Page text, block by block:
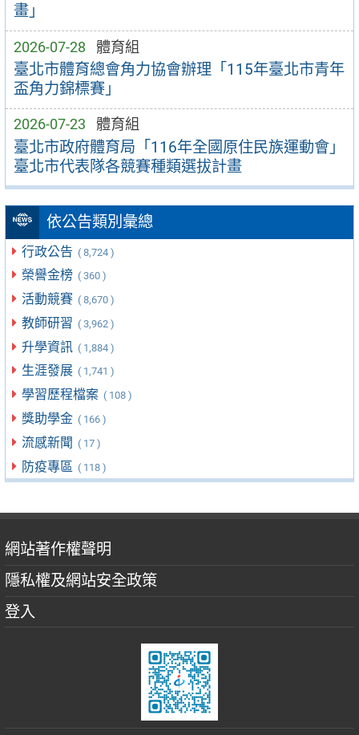
畫」
2026-07-28 體育組
臺北市體育總會角力協會辦理「115年臺北市青年
盃角力錦標賽」
2026-07-23 體育組
臺北市政府體育局「116年全國原住民族運動會」
臺北市代表隊各競賽種類選拔計畫
依公告類別彙總
行政公告 ( 8,724 )
榮譽金榜 ( 360 )
活動競賽 ( 8,670 )
教師研習 ( 3,962 )
升學資訊 ( 1,884 )
生涯發展 ( 1,741 )
學習歷程檔案 ( 108 )
獎助學金 ( 166 )
流感新聞 ( 17 )
防疫專區 ( 118 )
網站著作權聲明
隱私權及網站安全政策
登入